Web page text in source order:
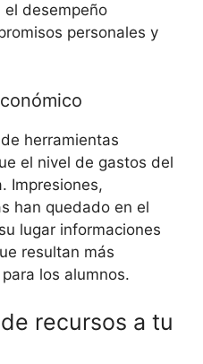
el desempeño
personales y
herramientas
el nivel de gastos del
Impresiones,
han quedado en el
lugar informaciones
resultan más
los alumnos.
recursos a tu